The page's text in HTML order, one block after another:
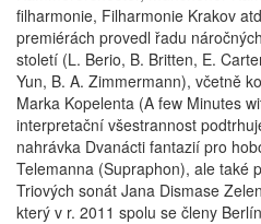
filharmonie, Filharmonie Krakov
premiérách provedl řadu
století (L. Berio, B. Britten, E.
Yun, B. A. Zimmermann), včetně
Marka Kopelenta (A few Minutes
interpretační všestrannost
nahrávka Dvanácti fantazií pro
Telemanna (Supraphon), ale také
Triových sonát Jana Dismase
který v r. 2011 spolu se členy